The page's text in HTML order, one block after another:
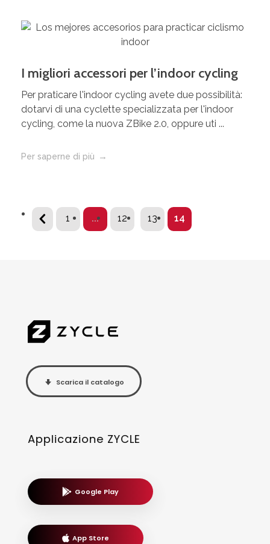
I migliori accessori per l’indoor cycling
Per praticare l'indoor cycling avete due possibilità:
dotarvi di una cyclette specializzata per l'indoor
cycling, come la nuova ZBike 2.0, oppure uti ...
Per saperne di più
1 ... 12 13 14
Scarica il catalogo
Applicazione ZYCLE
Google Play
App Store